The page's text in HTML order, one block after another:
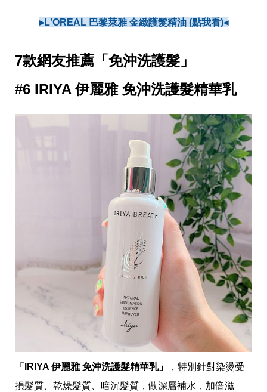
▸L'OREAL 巴黎萊雅 金緻護髮精油 (點我看)◂
7款網友推薦「免沖洗護髮」
#6 IRIYA 伊麗雅 免沖洗護髮精華乳
「IRIYA 伊麗雅 免沖洗護髮精華乳」
，特別針對染燙受
損髮質、乾燥髮質、暗沉髮質，做深層補水，加倍滋